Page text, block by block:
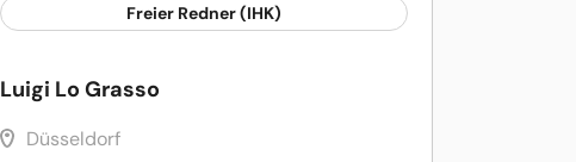
Freier Redner (IHK)
Luigi Lo Grasso
Düsseldorf